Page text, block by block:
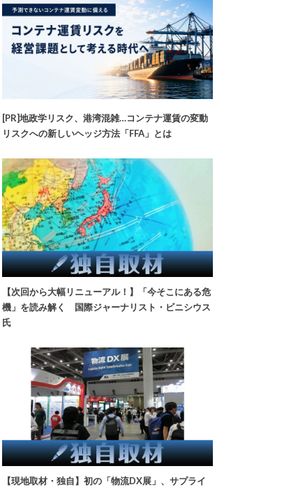
[PR]地政学リスク、港湾混雑…コンテナ運賃の変動
リスクへの新しいヘッジ方法「FFA」とは
【次回から大幅リニューアル！】「今そこにある危
機」を読み解く 国際ジャーナリスト・ビニシウス
氏
【現地取材・独自】初の「物流DX展」、サプライ